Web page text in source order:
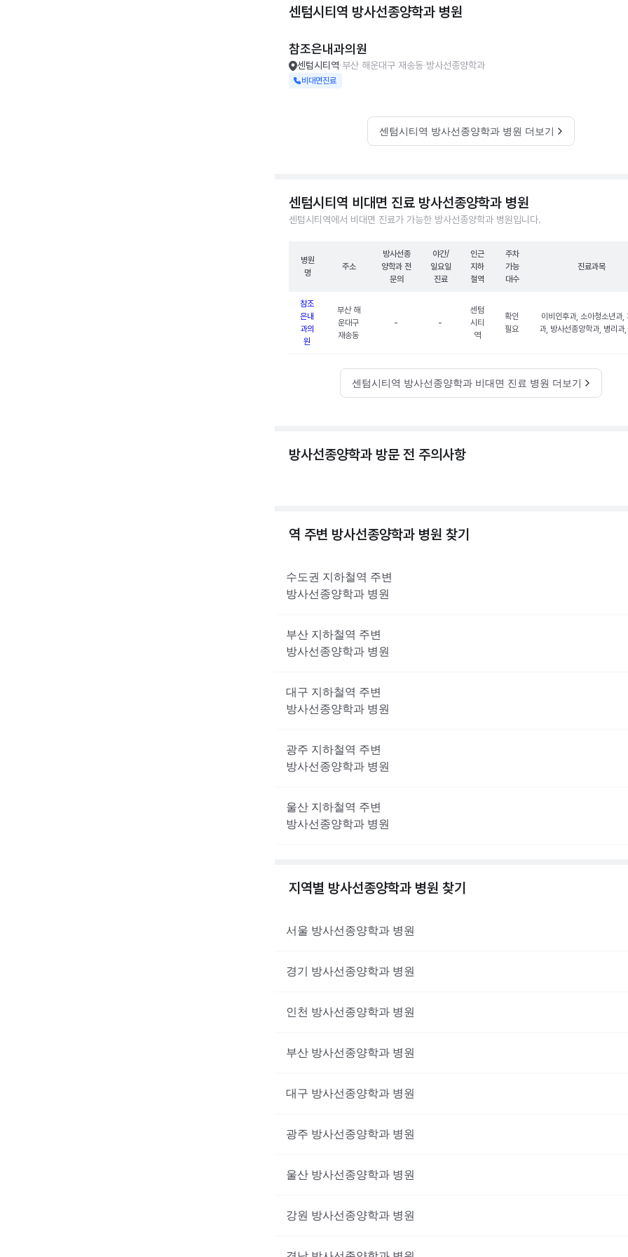
센텀시티역 방사선종양학과 병원
참조은내과의원
센텀시티역 부산 해운대구 재송동 방사선종양학과
비대면진료
센텀시티역 방사선종양학과 병원 더보기
센텀시티역 비대면 진료 방사선종양학과 병원
센텀시티역에서 비대면 진료가 가능한 방사선종양학과 병원입니다.
병원
명
주소
방사선종
양학과 전
문의
야간/
일요일
진료
인근
지하
철역
주차
가능
대수
진료과목
참조
은내
과의
원
부산 해
운대구
재송동
- -
센텀
시티
역
확인
필요
이비인후과, 소아청소년과,
과, 방사선종양학과, 병리과
센텀시티역 방사선종양학과 비대면 진료 병원 더보기
방사선종양학과 방문 전 주의사항
역 주변 방사선종양학과 병원 찾기
수도권 지하철역 주변
방사선종양학과 병원
부산 지하철역 주변
방사선종양학과 병원
대구 지하철역 주변
방사선종양학과 병원
광주 지하철역 주변
방사선종양학과 병원
울산 지하철역 주변
방사선종양학과 병원
지역별 방사선종양학과 병원 찾기
서울 방사선종양학과 병원
경기 방사선종양학과 병원
인천 방사선종양학과 병원
부산 방사선종양학과 병원
대구 방사선종양학과 병원
광주 방사선종양학과 병원
울산 방사선종양학과 병원
강원 방사선종양학과 병원